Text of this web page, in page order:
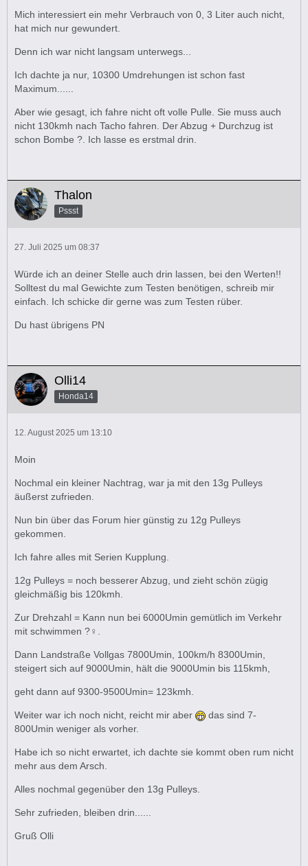
Mich interessiert ein mehr Verbrauch von 0, 3 Liter auch nicht,
hat mich nur gewundert.
Denn ich war nicht langsam unterwegs...
Ich dachte ja nur, 10300 Umdrehungen ist schon fast
Maximum......
Aber wie gesagt, ich fahre nicht oft volle Pulle. Sie muss auch
nicht 130kmh nach Tacho fahren. Der Abzug + Durchzug ist
schon Bombe ?. Ich lasse es erstmal drin.
Thalon
Pssst
27. Juli 2025 um 08:37
Würde ich an deiner Stelle auch drin lassen, bei den Werten!!
Solltest du mal Gewichte zum Testen benötigen, schreib mir
einfach. Ich schicke dir gerne was zum Testen rüber.
Du hast übrigens PN
Olli14
Honda14
12. August 2025 um 13:10
Moin
Nochmal ein kleiner Nachtrag, war ja mit den 13g Pulleys
äußerst zufrieden.
Nun bin über das Forum hier günstig zu 12g Pulleys
gekommen.
Ich fahre alles mit Serien Kupplung.
12g Pulleys = noch besserer Abzug, und zieht schön zügig
gleichmäßig bis 120kmh.
Zur Drehzahl = Kann nun bei 6000Umin gemütlich im Verkehr
mit schwimmen ?‍♀️.
Dann Landstraße Vollgas 7800Umin, 100km/h 8300Umin,
steigert sich auf 9000Umin, hält die 9000Umin bis 115kmh,
geht dann auf 9300-9500Umin= 123kmh.
Weiter war ich noch nicht, reicht mir aber
das sind 7-
800Umin weniger als vorher.
Habe ich so nicht erwartet, ich dachte sie kommt oben rum nicht
mehr aus dem Arsch.
Alles nochmal gegenüber den 13g Pulleys.
Sehr zufrieden, bleiben drin......
Gruß Olli